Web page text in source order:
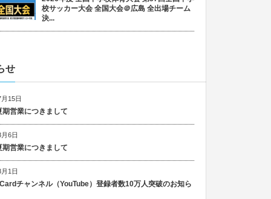
校サッカー大会 全国大会＠広島 全出場チーム
決...
せ
15日
期営業につきまして
6日
期営業につきまして
1日
チャンネル（YouTube）登録者数10万人突破のお知ら